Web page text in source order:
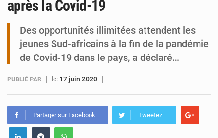
après la Covid-19
Des opportunités illimitées attendent les
jeunes Sud-africains à la fin de la pandémie
de Covid-19 dans le pays, a déclaré…
PUBLIÉ PAR le: 17 juin 2020
Partager sur Facebook Tweetez!